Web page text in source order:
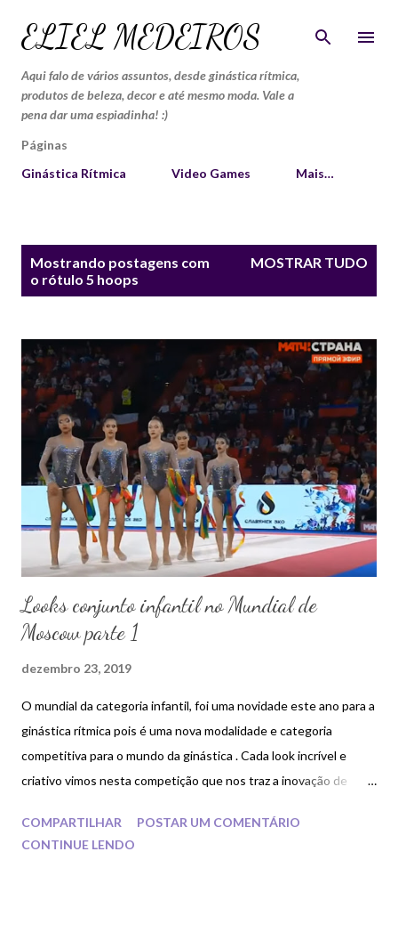
Pular para o conteúdo principal
ELIEL MEDEIROS
Aqui falo de vários assuntos, desde ginástica rítmica,
produtos de beleza, decor e até mesmo moda. Vale a
pena dar uma espiadinha! :)
Páginas
Ginástica Rítmica
Video Games Mais…
Mostrando postagens com
o rótulo 5 hoops
MOSTRAR TUDO
Looks conjunto infantil no Mundial de
Moscow parte 1
dezembro 23, 2019
O mundial da categoria infantil, foi uma novidade este ano para a
ginástica rítmica pois é uma nova modalidade e categoria
competitiva para o mundo da ginástica . Cada look incrível e
criativo vimos nesta competição que nos traz a inovação de
COMPARTILHAR
POSTAR UM COMENTÁRIO
CONTINUE LENDO